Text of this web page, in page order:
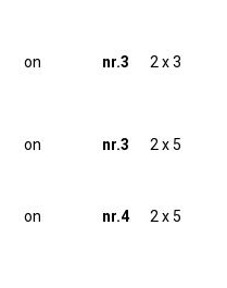
on nr.3 2 x 3
on nr.3 2 x 5
on nr.4 2 x 5